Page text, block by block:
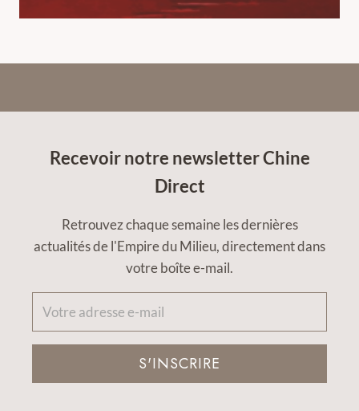
Recevoir notre newsletter Chine
Direct
Retrouvez chaque semaine les dernières
actualités de l'Empire du Milieu, directement dans
votre boîte e-mail.
S'INSCRIRE